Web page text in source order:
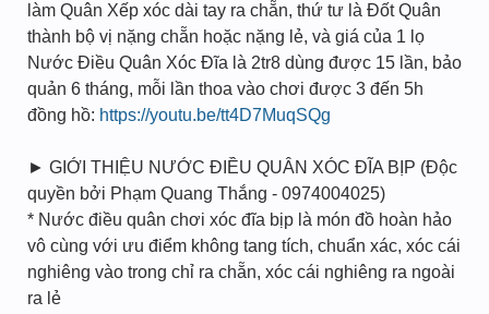
làm Quân Xếp xóc dài tay ra chẵn, thứ tư là Đốt Quân
thành bộ vị nặng chẵn hoặc nặng lẻ, và giá của 1 lọ
Nước Điều Quân Xóc Đĩa là 2tr8 dùng được 15 lần, bảo
quản 6 tháng, mỗi lần thoa vào chơi được 3 đến 5h
đồng hồ: https://youtu.be/tt4D7MuqSQg
► GIỚI THIỆU NƯỚC ĐIỀU QUÂN XÓC ĐĨA BỊP (Độc
quyền bởi Phạm Quang Thắng - 0974004025)
* Nước điều quân chơi xóc đĩa bịp là món đồ hoàn hảo
vô cùng với ưu điểm không tang tích, chuẩn xác, xóc cái
nghiêng vào trong chỉ ra chẵn, xóc cái nghiêng ra ngoài
ra lẻ